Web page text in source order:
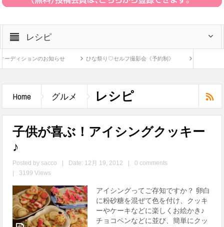
レシピ
ィションのお知らせ ひな祭り♡セルフ撮影会《予約制》 ZOOMで繋が
Home グルメ レシピ
子供が喜ぶ！アイシングクッキー
♪
Posted by sacco Date: 12月 19, 2012
0 comments
3199 Views
アイシングってご存知ですか？ 卵白
に粉砂糖を混ぜて色を付け、クッキ
ーやケーキなどに楽しくお絵かき♪
チョコペンなどに並び、簡単にクッ